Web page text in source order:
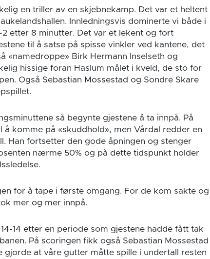
en triller av en skjebnekamp. Det var et heltent
Innledningsvis dominerte vi både i
etter 8 minutter. Det var et lekent og fort
til å satse på spisse vinkler ved kantene, det
«namedroppe» Birk Hermann Inselseth og
hissige foran Haslum målet i kveld, de sto for
Også Sebastian Mossestad og Sondre Skare
så begynte gjestene å ta innpå. På
komme på «skuddhold», men Vårdal redder en
Han fortsetter den gode åpningen og stenger
nærme 50% og på dette tidspunkt holder
for å tape i første omgang. For de kom sakte og
mer og mer innpå.
14 etter en periode som gjestene hadde fått tak
På scoringen fikk også Sebastian Mossestad
gjorde at våre gutter måtte spille i undertall resten